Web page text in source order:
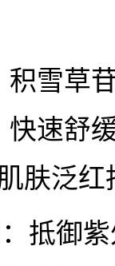
雪草
速舒
肤泛红
抵御